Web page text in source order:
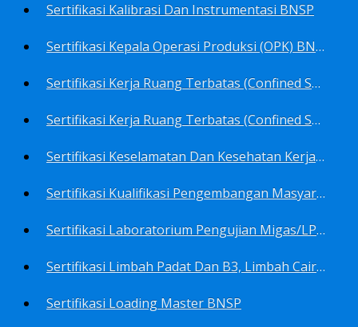
Sertifikasi Kalibrasi Dan Instrumentasi BNSP
Sertifikasi Kepala Operasi Produksi (OPK) BNSP
Sertifikasi Kerja Ruang Terbatas (Confined Spaces)-Ahli Muda Ruang Terbatas (AMURT/Supervisor) BNSP
Sertifikasi Kerja Ruang Terbatas (Confined Spaces)-Teknisi Ruang Terbatas (TRT/Entrants) BNSP
Sertifikasi Keselamatan Dan Kesehatan Kerja BNSP
Sertifikasi Kualifikasi Pengembangan Masyarakat BNSP
Sertifikasi Laboratorium Pengujian Migas/LPM BNSP
Sertifikasi Limbah Padat Dan B3, Limbah Cair BNSP
Sertifikasi Loading Master BNSP